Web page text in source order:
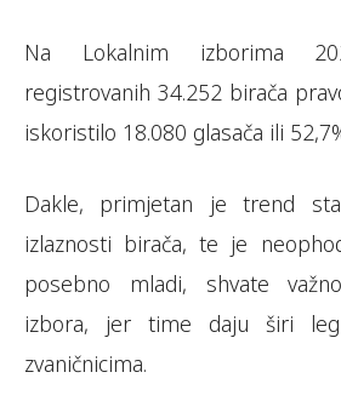
Na Lokalnim izborima
registrovanih 34.252 birača
iskoristilo 18.080 glasača ili
Dakle, primjetan je trend
izlaznosti birača, te je
posebno mladi, shvate
izbora, jer time daju širi
zvaničnicima.